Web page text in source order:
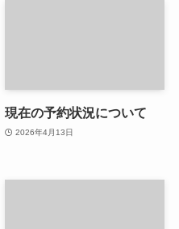
現在の予約状況について
2026年4月13日